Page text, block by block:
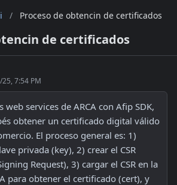
/ Proceso de obtencin de certificados
de certificados
7:54 PM
web services de ARCA con Afip SDK,
obtener un certificado digital válido
El proceso general es: 1)
privada (key), 2) crear el CSR
Request), 3) cargar el CSR en la
para obtener el certificado (cert), y